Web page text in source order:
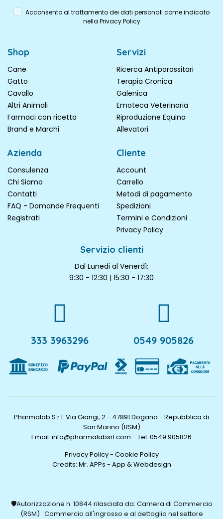
Acconsento al trattamento dei dati personali come indicato
nella Privacy Policy
Shop
Cane
Gatto
Cavallo
Altri Animali
Farmaci con ricetta
Brand e Marchi
Servizi
Ricerca Antiparassitari
Terapia Cronica
Galenica
Emoteca Veterinaria
Riproduzione Equina
Allevatori
Azienda
Consulenza
Chi Siamo
Contatti
FAQ - Domande Frequenti
Registrati
Cliente
Account
Carrello
Metodi di pagamento
Spedizioni
Termini e Condizioni
Privacy Policy
Servizio clienti
Dal Lunedi al Venerdì:
9:30 - 12:30 | 15:30 - 17:30
333 3963296 0549 905826
Pharmalab S.r.l. Via Giangi, 2 - 47891 Dogana - Repubblica di
San Marino (RSM)
Email: info@pharmalabsrl.com - Tel: 0549 905826
Privacy Policy- Cookie Policy
Credits: Mr. APPs - App & Webdesign
🛡️Autorizzazione n. 10844 rilasciata da: Camera di Commercio
(RSM) · Commercio all'ingrosso e al dettaglio nel settore